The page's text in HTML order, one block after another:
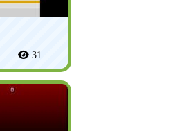
31